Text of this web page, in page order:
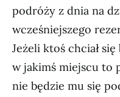
podróży z dnia na
wcześniejszego
Jeżeli ktoś chciał
w jakimś miejscu to
nie będzie mu się